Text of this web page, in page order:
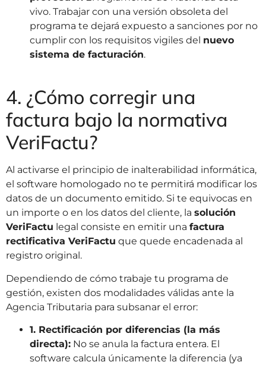
vivo. Trabajar con una versión obsoleta del
programa te dejará expuesto a sanciones por no
cumplir con los requisitos vigiles del nuevo
sistema de facturación.
4. ¿Cómo corregir una
factura bajo la normativa
VeriFactu?
Al activarse el principio de inalterabilidad informática,
el software homologado no te permitirá modificar los
datos de un documento emitido. Si te equivocas en
un importe o en los datos del cliente, la solución
VeriFactu legal consiste en emitir una factura
rectificativa VeriFactu que quede encadenada al
registro original.
Dependiendo de cómo trabaje tu programa de
gestión, existen dos modalidades válidas ante la
Agencia Tributaria para subsanar el error:
1. Rectificación por diferencias (la más
directa): No se anula la factura entera. El
software calcula únicamente la diferencia (ya